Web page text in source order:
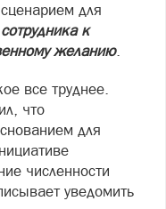
для
к
желанию.
все труднее.
что
для
численности
уведомить